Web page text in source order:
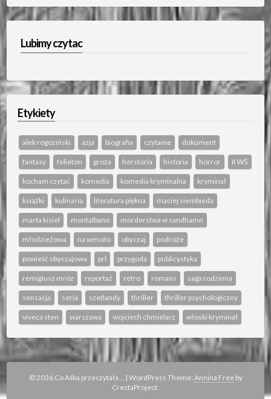
Lubimy czytac
Etykiety
alek rogoziński azja biografia czytanie dokument
fantasy felieton groza herstoria historia horror II WŚ
kocham czytać komedia komedia kryminalna kryminał
książki kulinaria literatura piękna maciej siembieda
marta kisiel montalbano morderstwa w sandhamn
młodzieżowa na wesoło obyczaj podróże
powieść obyczajowa prl przygoda publicystyka
remigiusz mróz reportaż retro romans saga rodzinna
sensacja seria szetlandy thriller thriller psychologiczny
viveca sten warszawa wojciech chmielarz włoski kryminał
© 2026 Co Aśka przeczytała... | WordPress Theme: Annina Freeby
CrestaProject.